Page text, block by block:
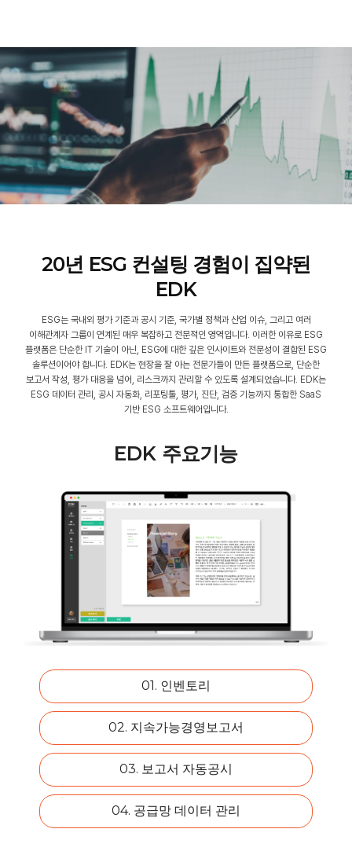
20년 ESG 컨설팅 경험이 집약된
EDK
ESG는 국내외 평가 기준과 공시 기준, 국가별 정책과 산업 이슈, 그리고 여러
이해관계자 그룹이 연계된 매우 복잡하고 전문적인 영역입니다. 이러한 이유로 ESG
플랫폼은 단순한 IT 기술이 아닌, ESG에 대한 깊은 인사이트와 전문성이 결합된 ESG
솔루션이어야 합니다. EDK는 현장을 잘 아는 전문가들이 만든 플랫폼으로, 단순한
보고서 작성, 평가 대응을 넘어, 리스크까지 관리할 수 있도록 설계되었습니다. EDK는
ESG 데이터 관리, 공시 자동화, 리포팅툴, 평가, 진단, 검증 기능까지 통합한 SaaS
기반 ESG 소프트웨어입니다.
EDK 주요기능
01. 인벤토리
02. 지속가능경영보고서
03. 보고서 자동공시
04. 공급망 데이터 관리